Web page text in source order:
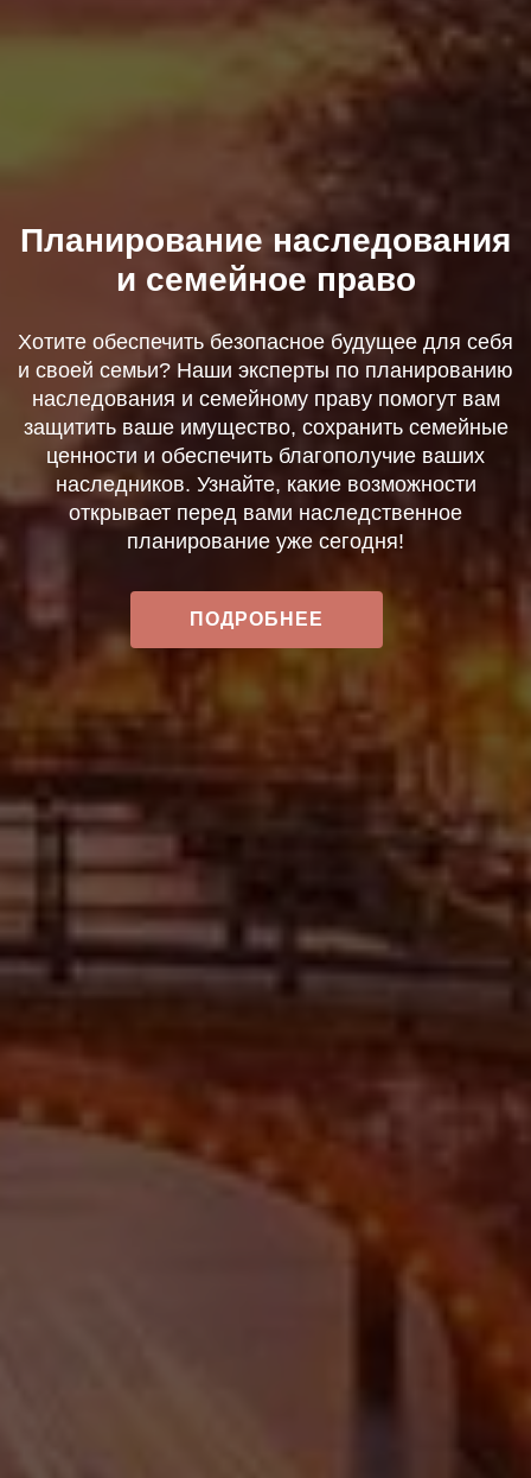
Планирование наследования
и семейное право
Хотите обеспечить безопасное будущее для себя
и своей семьи? Наши эксперты по планированию
наследования и семейному праву помогут вам
защитить ваше имущество, сохранить семейные
ценности и обеспечить благополучие ваших
наследников. Узнайте, какие возможности
открывает перед вами наследственное
планирование уже сегодня!
ПОДРОБНЕЕ